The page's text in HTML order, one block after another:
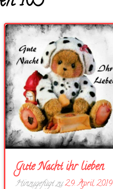
Gute Nacht ihr lieben
Hinzugefügt zu29. April 2019